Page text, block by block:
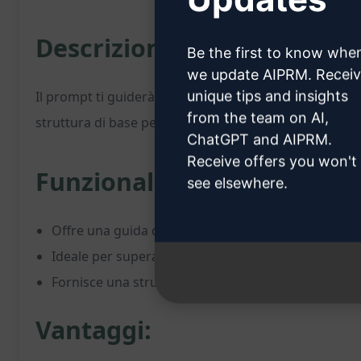
Descrizione del Prompt:
Il prompt ti guiderà nel processo di scrittura di un
struttura di base per aiutarti a sviluppare un piano
Funzionalità Principali:
Offre una guida dettagliata per la stesura di un
Ideale per superare blocchi mentali o momenti di
Fornisce una struttura chiara e ben definita per il
Vantaggi:
Be the first to know
we update AIPRM.
unique tips and insights
from the team on AI,
ChatGPT and AIPRM.
Receive offers you won't
see elsewhere.